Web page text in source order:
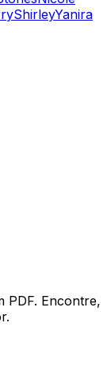
ShirleyYanira
PDF. Encontre,